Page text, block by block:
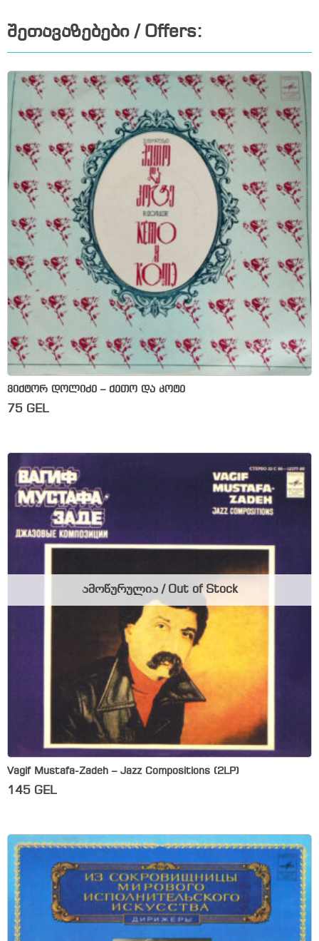
შეთავაზებები / Offers:
ვიქტორ დოლიძე – ქეთო და კოტე
75 GEL
Vagif Mustafa-Zadeh – Jazz Compositions (2LP)
145 GEL
ამოწურულია / Out of Stock